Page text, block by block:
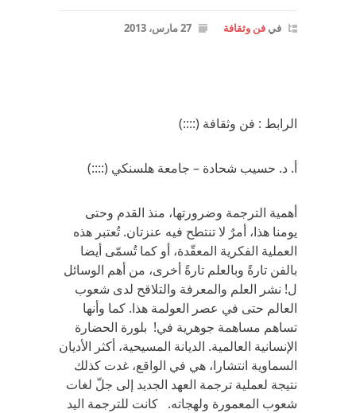
في فن وثقافة 27 مارس، 2013
الرابط : فن وثقافة (::::)
أ‏. ‬د‏. ‬حسيب شحادة – جامعة هلسنكي (::::)
أهمية الترجمة وضرورتها،‏ ‬منذ القدم وحتى‏
‬يومنا هذا،‏ ‬أمرٌ لا تنتطح فيه عنزتان‏. ‬تُعتبر هذه
العملية الفكرية المعقّدة،‏ ‬أو كما تُسمّى أيضا
بالفن تارةً‏ ‬وبالعلم تارةً‏ ‬أخرى،‏ ‬من أهم الوسائل
ل! نشر العلم والمعرفة والتلاقح لدى شعوب
العالم حتى في‏ ‬عصر العولمة هذا‏. ‬كما وأنها
تساهم مساهمة جوهرية في‏! ‬بلورة الحضارة
الإنسانية العالمية‏. ‬الديانة المسيحية،‏ ‬أكثر الأديان
السماوية انتشارا،‏ ‬هي‏ ‬في‏ ‬الواقع،‏ ‬غدت كذلك
نتيجة لعملية ترجمة العهد الجديد إلى جلّ‏ ‬لغات
شعوب المعمورة ولهجاته‏. ‬ كانت للترجمة اليد